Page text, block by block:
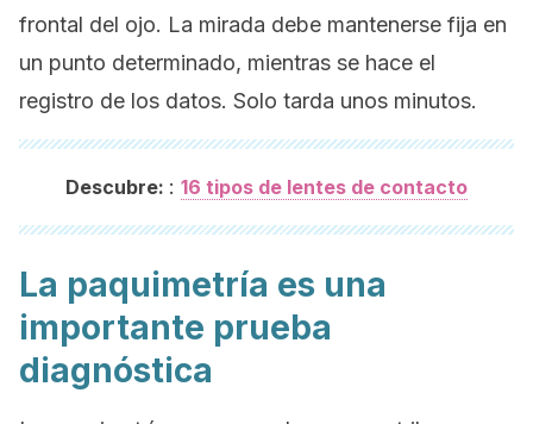
frontal del ojo. La mirada debe mantenerse fija en
un punto determinado, mientras se hace el
registro de los datos. Solo tarda unos minutos.
Descubre: : 16 tipos de lentes de contacto
La paquimetría es una
importante prueba
diagnóstica